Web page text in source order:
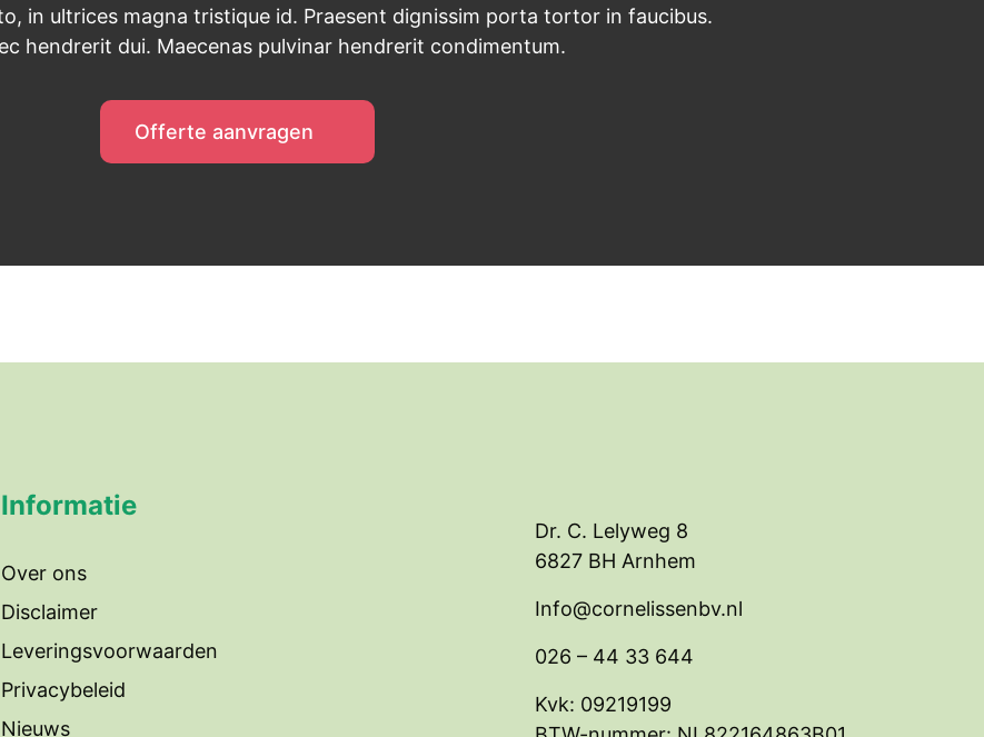
in ultrices magna tristique id. Praesent dignissim porta tortor in faucibus.
hendrerit dui. Maecenas pulvinar hendrerit condimentum.
Offerte aanvragen
Informatie
Over ons
Disclaimer
Leveringsvoorwaarden
Privacybeleid
Nieuws
Dr. C. Lelyweg 8
6827 BH Arnhem
Info@cornelissenbv.nl
026 – 44 33 644
Kvk: 09219199